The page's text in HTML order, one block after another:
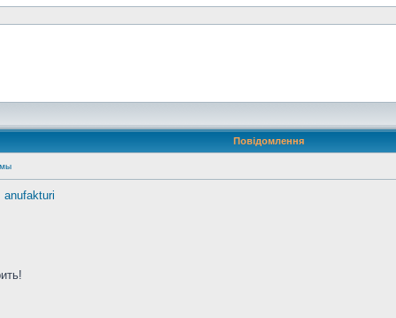
Повідомлення
anufakturi